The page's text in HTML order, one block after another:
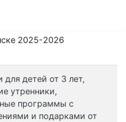
для детей от 3 лет,
утренники,
программы с
и подарками от